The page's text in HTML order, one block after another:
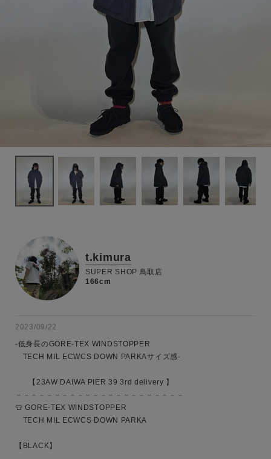
t.kimura
SUPER SHOP 鳥取店
166cm
2023/09/22
-低身長のGORE-TEX WINDSTOPPER
TECH MIL ECWCS DOWN PARKAサイズ感-
－－－－－－－－－－－－－－－－－－－－－－
👕 GORE-TEX WINDSTOPPER
TECH MIL ECWCS DOWN PARKA
【BLACK】